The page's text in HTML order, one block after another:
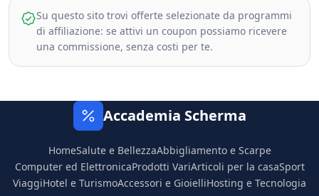
Su questo sito trovi offerte selezionate da programmi
di affiliazione: se attivi un coupon possiamo ricevere
una commissione, senza costi per te.
Accademia Scherma
HomeSalute e BellezzaAbbigliamento e Scarpe
Computer ed ElettronicaProdotti VariArticoli per la casaSport
ViaggiHotel e TurismoAccessori e GioielliHosting e Tecnologia